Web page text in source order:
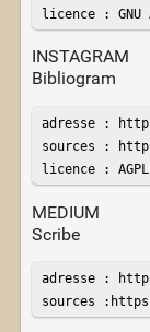
licence :
INSTAGRAM
Bibliogram
adresse :
sources :
licence :
MEDIUM
Scribe
adresse :
sources